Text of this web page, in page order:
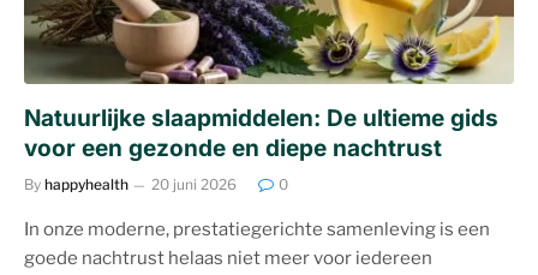
Natuurlijke slaapmiddelen: De ultieme gids
voor een gezonde en diepe nachtrust
By happyhealth 20 juni 2026 0
In onze moderne, prestatiegerichte samenleving is een
goede nachtrust helaas niet meer voor iedereen